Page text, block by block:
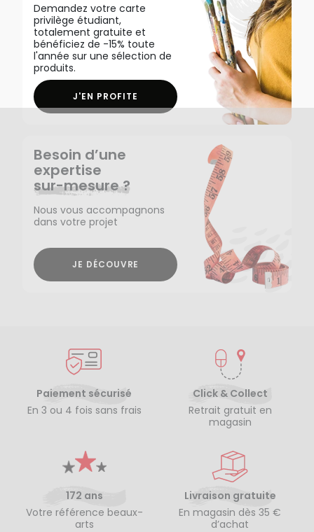
Demandez votre carte
privilège étudiant,
totalement gratuite et
bénéficiez de -15% toute
l'année sur une sélection de
produits.
J'EN PROFITE
Besoin d’une
expertise
sur-mesure ?
Nous vous accompagnons
dans votre projet
JE DÉCOUVRE
Paiement sécurisé
En 3 ou 4 fois sans frais
Click & Collect
Retrait gratuit en
magasin
172 ans
Votre référence beaux-
arts
Livraison gratuite
En magasin dès 35 €
d’achat